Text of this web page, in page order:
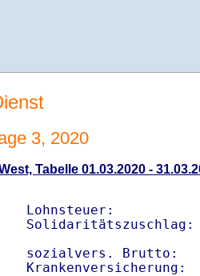
3, 2020
Tabelle 01.03.2020 -
Lohnsteuer:
sozialvers. Brutto: